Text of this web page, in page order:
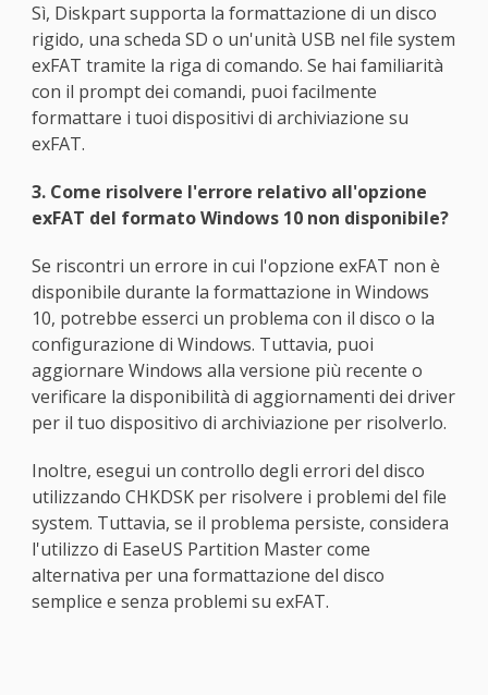
Sì, Diskpart supporta la formattazione di un disco
rigido, una scheda SD o un'unità USB nel file system
exFAT tramite la riga di comando. Se hai familiarità
con il prompt dei comandi, puoi facilmente
formattare i tuoi dispositivi di archiviazione su
exFAT.
3. Come risolvere l'errore relativo all'opzione
exFAT del formato Windows 10 non disponibile?
Se riscontri un errore in cui l'opzione exFAT non è
disponibile durante la formattazione in Windows
10, potrebbe esserci un problema con il disco o la
configurazione di Windows. Tuttavia, puoi
aggiornare Windows alla versione più recente o
verificare la disponibilità di aggiornamenti dei driver
per il tuo dispositivo di archiviazione per risolverlo.
Inoltre, esegui un controllo degli errori del disco
utilizzando CHKDSK per risolvere i problemi del file
system. Tuttavia, se il problema persiste, considera
l'utilizzo di EaseUS Partition Master come
alternativa per una formattazione del disco
semplice e senza problemi su exFAT.